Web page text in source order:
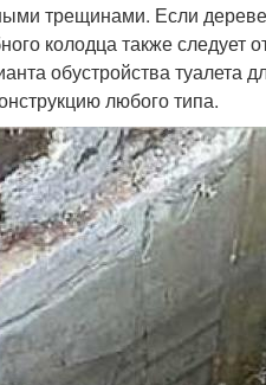
трещинами. Если
колодца также следует
обустройства туалета
любого типа.